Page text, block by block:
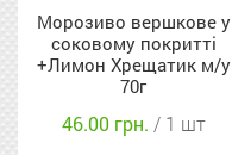
Морозиво вершкове у
соковому покритті
+Лимон Хрещатик м/у
70г
46.00 грн. / 1 шт